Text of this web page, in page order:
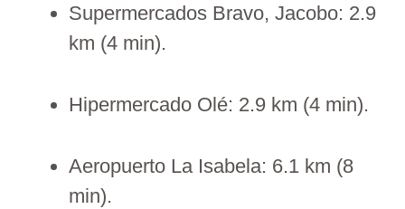
Supermercados Bravo, Jacobo: 2.9
km (4 min).
Hipermercado Olé: 2.9 km (4 min).
Aeropuerto La Isabela: 6.1 km (8
min).